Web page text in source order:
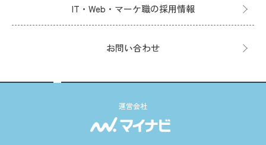
IT・Web・マーケ職の採用情報
お問い合わせ
運営会社